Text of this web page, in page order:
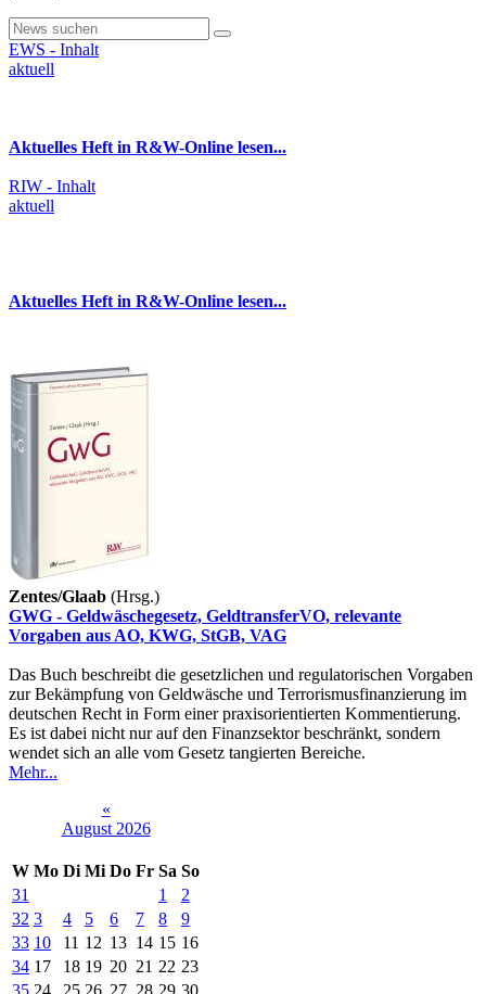
EWS - Inhalt
aktuell
Aktuelles Heft in R&W-Online lesen...
RIW - Inhalt
aktuell
Aktuelles Heft in R&W-Online lesen...
Zentes/Glaab (Hrsg.)
GWG - Geldwäschegesetz, GeldtransferVO, relevante
Vorgaben aus AO, KWG, StGB, VAG
Das Buch beschreibt die gesetzlichen und regulatorischen Vorgaben
zur Bekämpfung von Geldwäsche und Terrorismusfinanzierung im
deutschen Recht in Form einer praxisorientierten Kommentierung.
Es ist dabei nicht nur auf den Finanzsektor beschränkt, sondern
wendet sich an alle vom Gesetz tangierten Bereiche.
Mehr...
«
August 2026
W Mo Di Mi Do Fr Sa So
31
1
2
32 3 4 5 6 7 8
9
33 10 11 12 13 14 15 16
34 17 18 19 20 21 22 23
35 24 25 26 27 28 29 30